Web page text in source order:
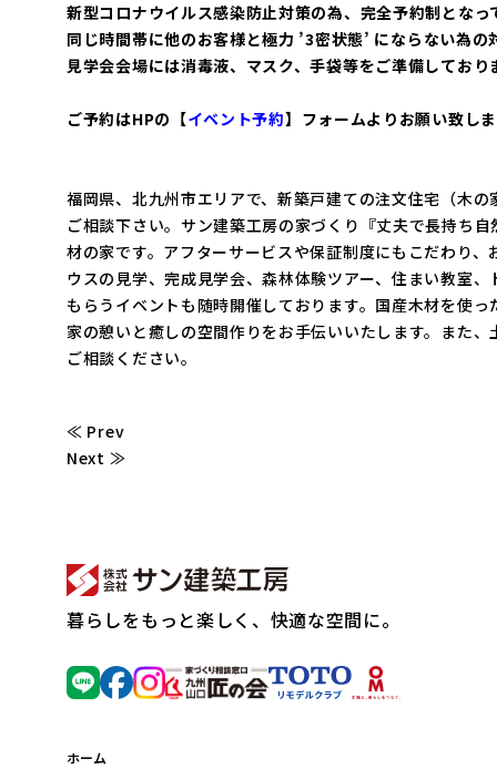
新型コロナウイルス感染防止対策の為、完全予約制となっ
同じ時間帯に他のお客様と極力 ’3密状態’ にならない為の
見学会会場には消毒液、マスク、手袋等をご準備しており
ご予約はHPの【イベント予約】フォームよりお願い致し
福岡県、北九州市エリアで、新築戸建ての注文住宅（木
ご相談下さい。サン建築工房の家づくり『丈夫で長持ち
材の家です。アフターサービスや保証制度にもこだわり
ウスの見学、完成見学会、森林体験ツアー、住まい教室
もらうイベントも随時開催しております。国産木材を使
家の憩いと癒しの空間作りをお手伝いいたします。また
ご相談ください。
≪ Prev
Next ≫
暮らしをもっと楽しく、快適な空間に。
ホーム